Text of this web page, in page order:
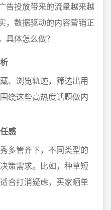
告投放带来的流量越来越
，数据驱动的内容营销正
具体怎么做？
、浏览轨迹，筛选出用
绕这些高热度话题做内
感
多管齐下，不同类型的
策需求。比如，种草短
合打消疑虑，买家晒单